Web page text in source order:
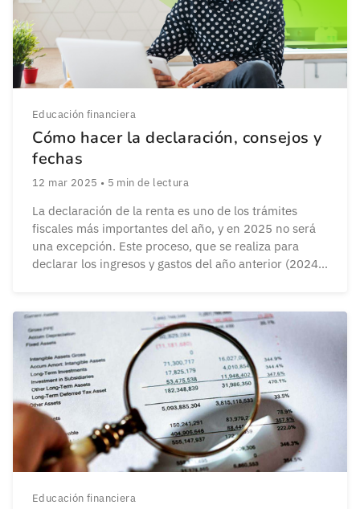
Educación financiera
Cómo hacer la declaración, consejos y
fechas
12 mar 2025 • 5 min de lectura
La declaración de la renta es uno de los trámites
fiscales más importantes del año, y en 2025 no será
una excepción. Este proceso, que se realiza para
declarar los ingresos y gastos del año anterior (2024),
consejos prácticos, hacer la […]
Educación financiera